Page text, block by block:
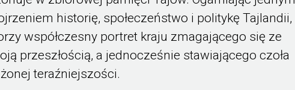
historię, społeczeństwo i politykę Tajlandii,
współczesny portret kraju zmagającego się ze
przeszłością, a jednocześnie stawiającego czoła
teraźniejszości.